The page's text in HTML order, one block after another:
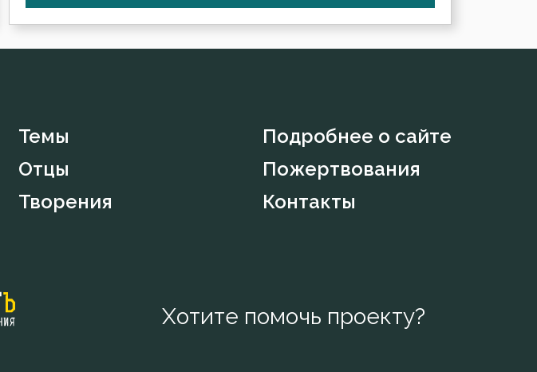
Темы
Отцы
Творения
Подробнее о сайте
Пожертвования
Контакты
Хотите помочь проекту?